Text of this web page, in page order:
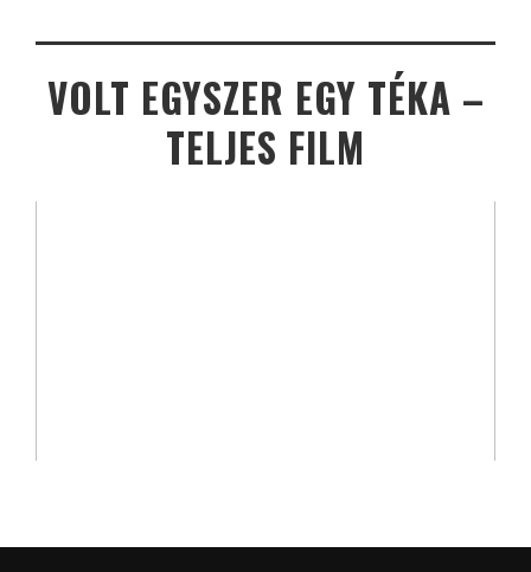
VOLT EGYSZER EGY TÉKA –
TELJES FILM